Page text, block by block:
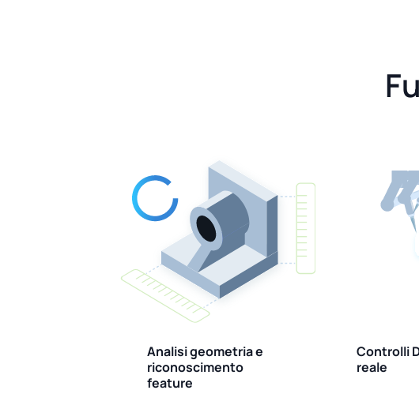
Analisi geometria e
riconoscimento
feature
Controlli
reale